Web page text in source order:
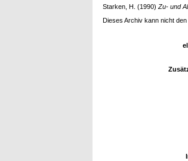
Starken, H. (1990) Zu- und
Dieses Archiv kann nicht den